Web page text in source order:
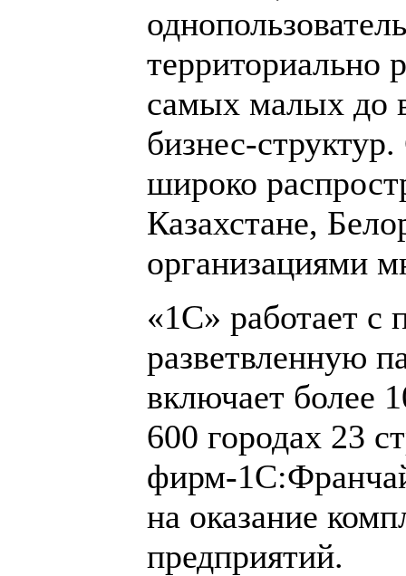
территориально
самых малых до
бизнес-
широко
Казахстане,
организациями
«1С» работает с
разветвленную
включает более
600 городах 23
фирм-
на оказание
предприятий.